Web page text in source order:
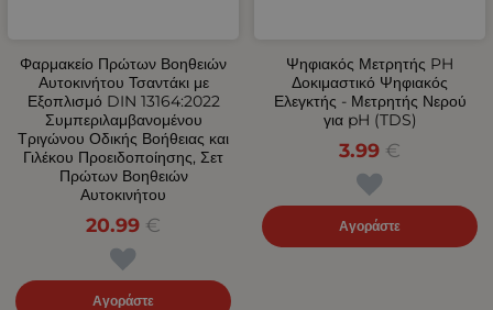
Φαρμακείο Πρώτων Βοηθειών
Αυτοκινήτου Τσαντάκι με
Εξοπλισμό DIN 13164:2022
Συμπεριλαμβανομένου
Τριγώνου Οδικής Βοήθειας και
Γιλέκου Προειδοποίησης, Σετ
Πρώτων Βοηθειών
Αυτοκινήτου
20.99 €
Αγοράστε
Ψηφιακός Μετρητής PH
Δοκιμαστικό Ψηφιακός
Ελεγκτής - Μετρητής Νερού
για pH (TDS)
3.99 €
Αγοράστε